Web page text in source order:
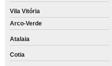
Vila Vitória
Arco-Verde
Atalaia
Cotia